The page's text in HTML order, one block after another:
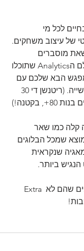
לכל מי
של עיצוב משחקים.
מוסברים
מושגים קריטיים מעולם הAnalytics שתוכלו
הבא שלכם עם
קלה כמו שאר
שמכל הבלוגים
שנקראית
ביותר.
רעיונות לבלוגים נוספים שהם לא Extra